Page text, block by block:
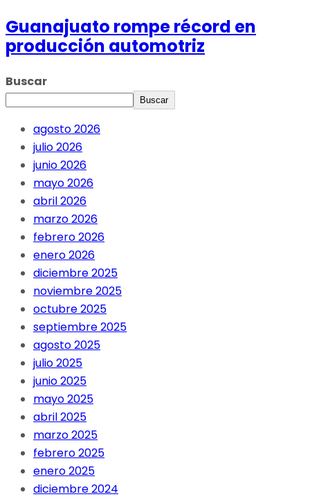
Guanajuato rompe récord en
producción automotriz
Buscar
Buscar
agosto 2026
julio 2026
junio 2026
mayo 2026
abril 2026
marzo 2026
febrero 2026
enero 2026
diciembre 2025
noviembre 2025
octubre 2025
septiembre 2025
agosto 2025
julio 2025
junio 2025
mayo 2025
abril 2025
marzo 2025
febrero 2025
enero 2025
diciembre 2024